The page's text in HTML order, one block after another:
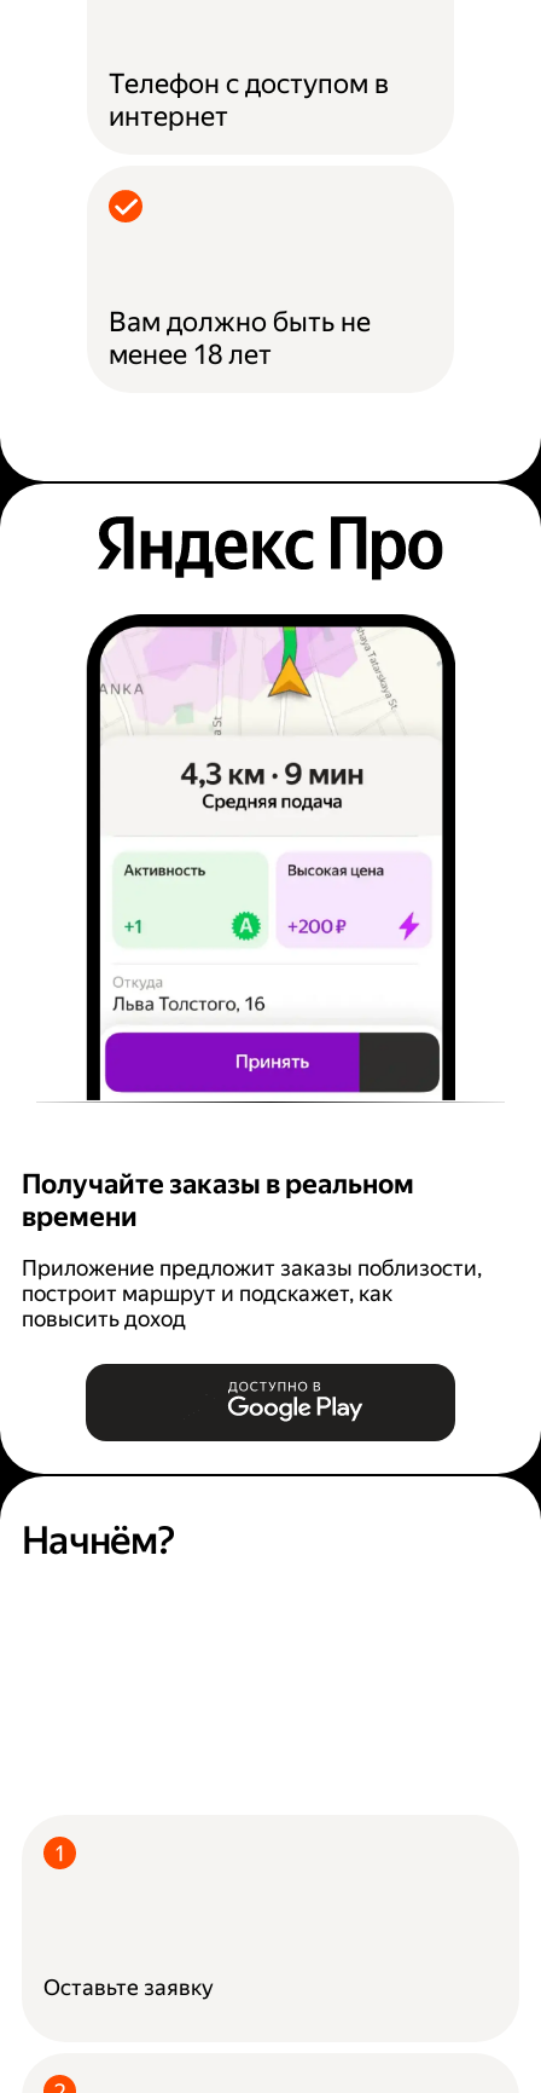
Телефон с доступом в
интернет
Вам должно быть не
менее 18 лет
Получайте заказы в реальном
времени
Приложение предложит заказы поблизости,
построит маршрут и подскажет, как
повысить доход
Начнём?
Оставьте заявку